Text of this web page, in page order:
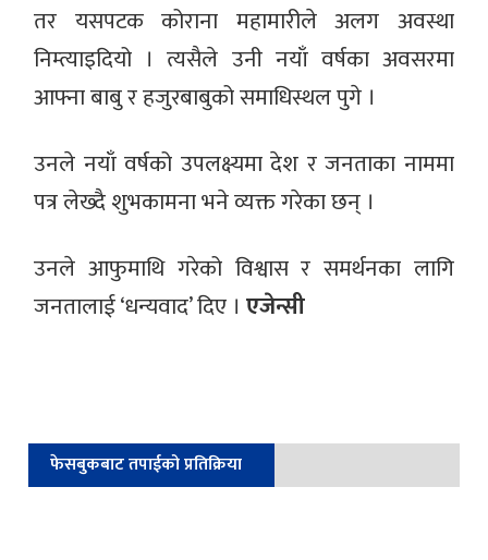
तर यसपटक कोराना महामारीले अलग अवस्था
निम्त्याइदियो । त्यसैले उनी नयाँ वर्षका अवसरमा
आफ्ना बाबु र हजुरबाबुको समाधिस्थल पुगे ।
उनले नयाँ वर्षको उपलक्ष्यमा देश र जनताका नाममा
पत्र लेख्दै शुभकामना भने व्यक्त गरेका छन् ।
उनले आफुमाथि गरेको विश्वास र समर्थनका लागि
जनतालाई ‘धन्यवाद’ दिए ।एजेन्सी
फेसबुकबाट तपाईको प्रतिक्रिया